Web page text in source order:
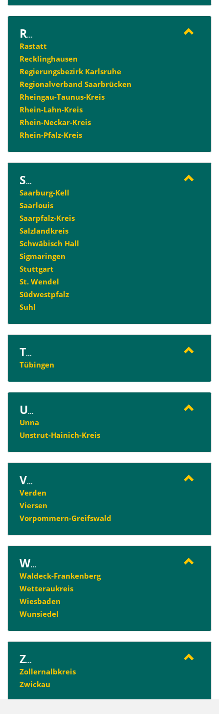
R...
Rastatt
Recklinghausen
Regierungsbezirk Karlsruhe
Regionalverband Saarbrücken
Rheingau-Taunus-Kreis
Rhein-Lahn-Kreis
Rhein-Neckar-Kreis
Rhein-Pfalz-Kreis
S...
Saarburg-Kell
Saarlouis
Saarpfalz-Kreis
Salzlandkreis
Schwäbisch Hall
Sigmaringen
Stuttgart
St. Wendel
Südwestpfalz
Suhl
T...
Tübingen
U...
Unna
Unstrut-Hainich-Kreis
V...
Verden
Viersen
Vorpommern-Greifswald
W...
Waldeck-Frankenberg
Wetteraukreis
Wiesbaden
Wunsiedel
Z...
Zollernalbkreis
Zwickau